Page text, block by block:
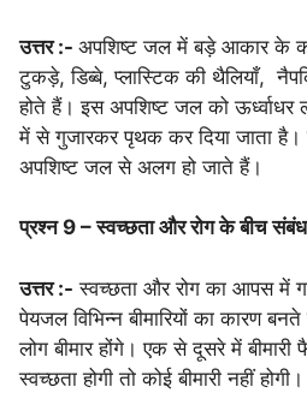
उत्तर :- अपशिष्ट जल में बड़े आकार
टुकड़े, डिब्बे, प्लास्टिक की थैलियाँ,
होते हैं। इस अपशिष्ट जल को ऊर्ध्वाधर
में से गुजारकर पृथक कर दिया जाता
अपशिष्ट जल से अलग हो जाते हैं।
प्रश्न 9 – स्वच्छता और रोग के बीच
उत्तर :- स्वच्छता और रोग का आपस में
पेयजल विभिन्न बीमारियों का कारण
लोग बीमार होंगे। एक से दूसरे में
स्वच्छता होगी तो कोई बीमारी नहीं